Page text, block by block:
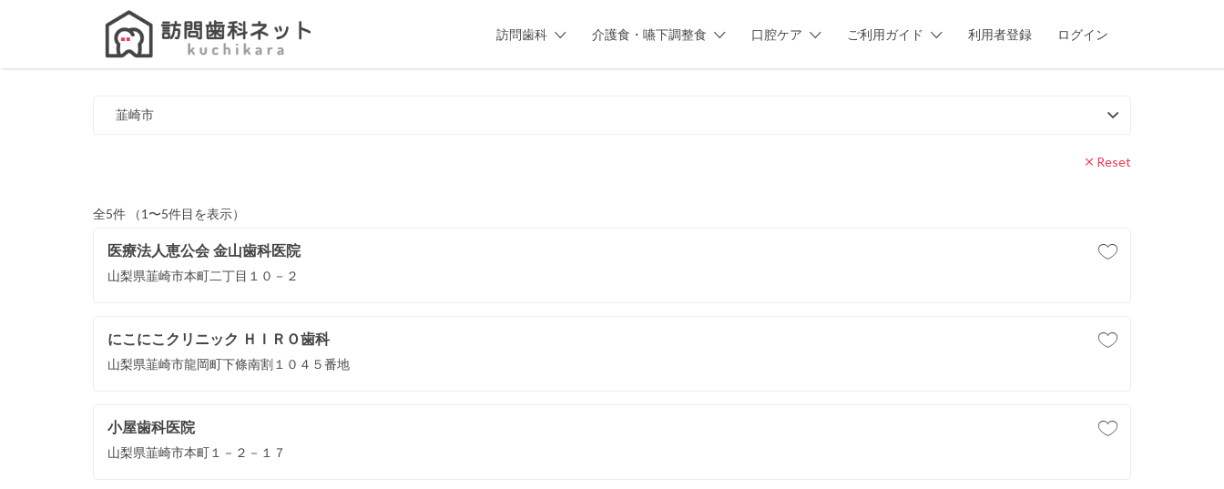
訪問歯科 介護食・嚥下調整食 口腔ケア ご利用ガイド 利用者登録 ログイン
Search
韮崎市
Reset
全5件 （1〜5件目を表示）
医療法人恵公会 金山歯科医院
山梨県韮崎市本町二丁目１０－２
にこにこクリニック ＨＩＲＯ歯科
山梨県韮崎市龍岡町下條南割１０４５番地
小屋歯科医院
山梨県韮崎市本町１－２－１７